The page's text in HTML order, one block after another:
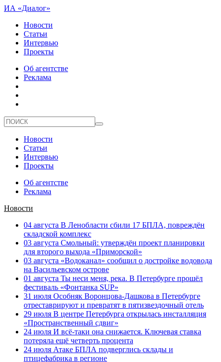
ИА «Диалог»
Новости
Статьи
Интервью
Проекты
Об агентстве
Реклама
Новости
Статьи
Интервью
Проекты
Об агентстве
Реклама
Новости
04 августа В Ленобласти сбили 17 БПЛА, повреждён
складской комплекс
03 августа Смольный: утверждён проект планировки
для второго выхода «Приморской»
03 августа «Водоканал» сообщил о достройке водовода
на Васильевском острове
01 августа Ты неси меня, река. В Петербурге прошёл
фестиваль «Фонтанка SUP»
31 июля Особняк Воронцова-Дашкова в Петербурге
отреставрируют и превратят в пятизвездочный отель
29 июля В центре Петербурга открылась инсталляция
«Пространственный сдвиг»
24 июля И всё-таки она снижается. Ключевая ставка
потеряла ещё четверть процента
24 июля Атаке БПЛА подверглись склады и
птицефабрика в регионе